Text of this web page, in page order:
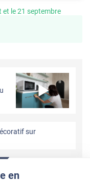
et le 21 septembre
sur
en